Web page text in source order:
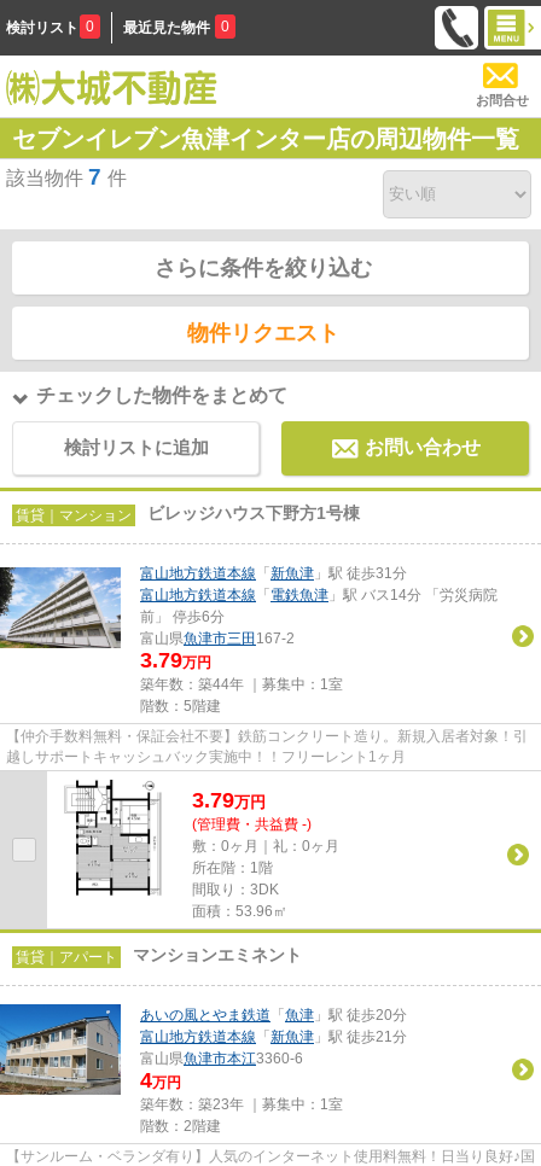
検討リスト 0 最近見た物件 0
お問合せ
セブンイレブン魚津インター店の周辺物件一覧
該当物件 7 件
さらに条件を絞り込む
物件リクエスト
チェックした物件をまとめて
検討リストに追加 お問い合わせ
賃貸｜マンション ビレッジハウス下野方1号棟
富山地方鉄道本線 「 新魚津 」駅 徒歩31分
富山地方鉄道本線 「 電鉄魚津 」駅 バス14分 「労災病院
前」 停歩6分
富山県魚津市三田 167-2
3.79万円
築年数：築44年 ｜募集中： 1室
階数：5階建
【仲介手数料無料・保証会社不要】鉄筋コンクリート造り。新規入居者対象！引
越しサポートキャッシュバック実施中！！フリーレント1ヶ月
3.79万円
(管理費・共益費 -)
敷：0ヶ月｜礼：0ヶ月
所在階：1階
間取り：3DK
面積：53.96㎡
賃貸｜アパート マンションエミネント
あいの風とやま鉄道 「 魚津 」駅 徒歩20分
富山地方鉄道本線 「 新魚津 」駅 徒歩21分
富山県魚津市本江3360-6
4万円
築年数：築23年 ｜募集中： 1室
階数：2階建
【サンルーム・ベランダ有り】人気のインターネット使用料無料！日当り良好♪国